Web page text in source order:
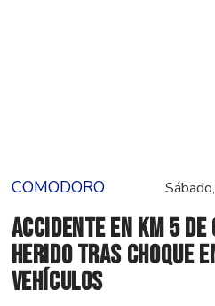
COMODORO
Accidente en Km 5
herido tras choque
vehículos